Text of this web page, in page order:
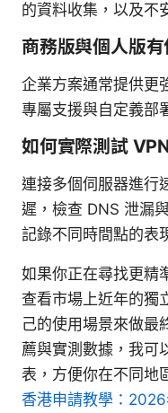
的資料收集，以及不
商務版與個人版有
企業方案通常提供更
專屬支援與自定義部
如何實際測試
連接多個伺服器進行
遲，檢查 DNS 泄漏
記錄不同時間點的表
如果你正在尋找更精
查看市場上近年的獨
己的使用場景來做最
薦與實測數據，我可
表，方便你在不同地
香港申請教學：